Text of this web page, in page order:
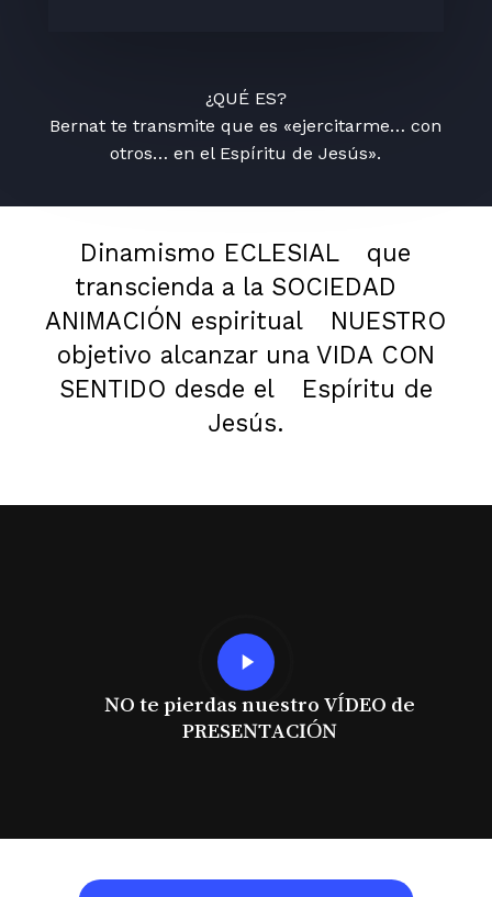
¿QUÉ ES?
Bernat te transmite que es «ejercitarme… con
otros… en el Espíritu de Jesús».
Dinamismo ECLESIAL
que
transcienda a la SOCIEDAD
ANIMACIÓN espiritual
NUESTRO
objetivo alcanzar una VIDA CON
SENTIDO desde el
Espíritu de
Jesús.
Play
Video
NO te pierdas nuestro VÍDEO de
PRESENTACIÓN